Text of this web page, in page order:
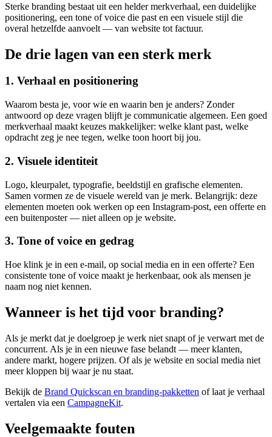
Sterke branding bestaat uit een helder merkverhaal, een duidelijke
positionering, een tone of voice die past en een visuele stijl die
overal hetzelfde aanvoelt — van website tot factuur.
De drie lagen van een sterk merk
1. Verhaal en positionering
Waarom besta je, voor wie en waarin ben je anders? Zonder
antwoord op deze vragen blijft je communicatie algemeen. Een goed
merkverhaal maakt keuzes makkelijker: welke klant past, welke
opdracht zeg je nee tegen, welke toon hoort bij jou.
2. Visuele identiteit
Logo, kleurpalet, typografie, beeldstijl en grafische elementen.
Samen vormen ze de visuele wereld van je merk. Belangrijk: deze
elementen moeten ook werken op een Instagram-post, een offerte en
een buitenposter — niet alleen op je website.
3. Tone of voice en gedrag
Hoe klink je in een e-mail, op social media en in een offerte? Een
consistente tone of voice maakt je herkenbaar, ook als mensen je
naam nog niet kennen.
Wanneer is het tijd voor branding?
Als je merkt dat je doelgroep je werk niet snapt of je verwart met de
concurrent. Als je in een nieuwe fase belandt — meer klanten,
andere markt, hogere prijzen. Of als je website en social media niet
meer kloppen bij waar je nu staat.
Bekijk de Brand Quickscan en branding-pakketten of laat je verhaal
vertalen via een CampagneKit.
Veelgemaakte fouten